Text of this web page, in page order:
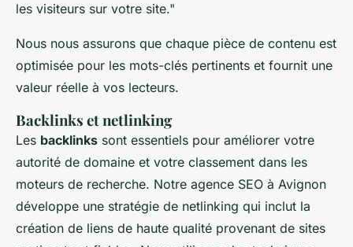
les visiteurs sur votre site."
Nous nous assurons que chaque pièce de contenu est
optimisée pour les mots-clés pertinents et fournit une
valeur réelle à vos lecteurs.
Backlinks et netlinking
Les backlinks sont essentiels pour améliorer votre
autorité de domaine et votre classement dans les
moteurs de recherche. Notre agence SEO à Avignon
développe une stratégie de netlinking qui inclut la
création de liens de haute qualité provenant de sites